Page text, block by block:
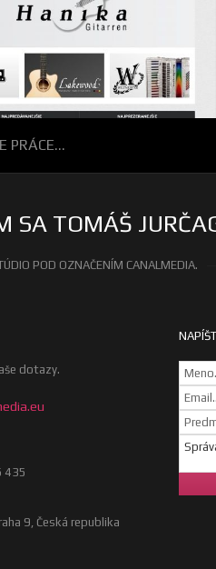
PRÁCE...
SA TOMÁŠ
POD OZNAČENÍM CANALMEDIA.
dotazy.
435
9, Česká republika